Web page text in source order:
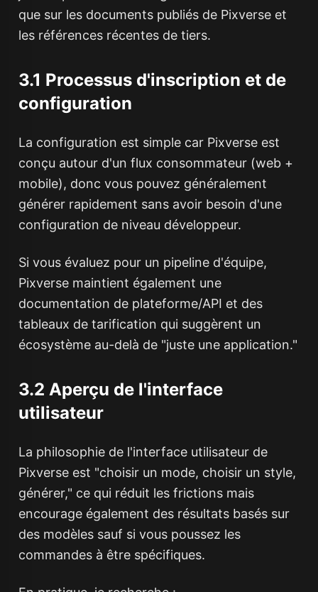
que sur les documents publiés de Pixverse et
les références récentes de tiers.
3.1 Processus d'inscription et de
configuration
La configuration est simple car Pixverse est
conçu autour d'un flux consommateur (web +
mobile), donc vous pouvez généralement
générer rapidement sans avoir besoin d'une
configuration de niveau développeur.
Si vous évaluez pour un pipeline d'équipe,
Pixverse maintient également une
documentation de plateforme/API et des
tableaux de tarification qui suggèrent un
écosystème au-delà de "juste une application."
3.2 Aperçu de l'interface
utilisateur
La philosophie de l'interface utilisateur de
Pixverse est "choisir un mode, choisir un style,
générer," ce qui réduit les frictions mais
encourage également des résultats basés sur
des modèles sauf si vous poussez les
commandes à être spécifiques.